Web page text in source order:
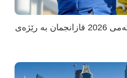
دانە گاز: لە نیوەی یەکەمی 2026 قازانجمان بە رێژەی